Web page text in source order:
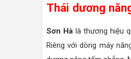
Thái dương
Sơn Hàlà thương hiệu
Riêng với dòng máy